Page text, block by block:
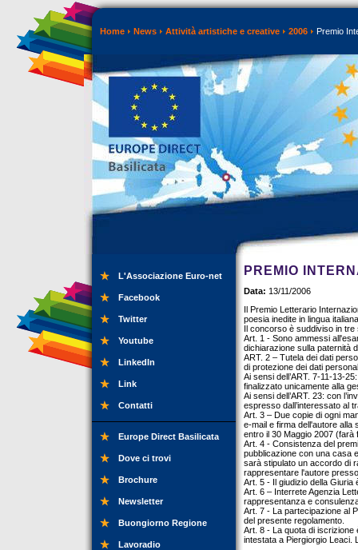
Home News Attività artistiche e creative 2006 Premio
L'Associazione Euro-net
Facebook
Twitter
Youtube
LinkedIn
Link
Contatti
Europe Direct Basilicata
Dove ci trovi
Brochure
Newsletter
Buongiorno Regione
Lavoradio
PREMIO
Data: 13/11/2006
Il Premio Letterario
poesia inedite in lingua
Il concorso è suddiviso in
Art. 1 - Sono ammessi
dichiarazione sulla paternità
ART. 2 – Tutela dei dati
di protezione dei dati
Ai sensi dell’ART. 7-11-13-
finalizzato unicamente alla
Ai sensi dell’ART. 23: con
espresso dall’interessato al
Art. 3 – Due copie di ogni
e-mail e firma dell'autore alla
entro il 30 Maggio 2007 (farà
Art. 4 - Consistenza del
pubblicazione con una casa
sarà stipulato un accordo di
rappresentare l'autore
Art. 5 - Il giudizio della Giuria
Art. 6 – Interrete Agenzia
rappresentanza e
Art. 7 - La partecipazione al
del presente regolamento.
Art. 8 - La quota di iscrizione
intestata a Piergiorgio Leaci.